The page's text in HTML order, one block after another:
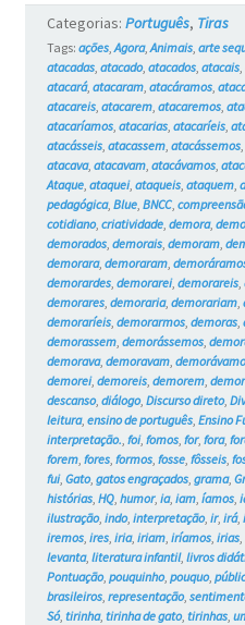
Categorias: Português, Tiras
Tags: ações, Agora, Animais, arte
atacadas, atacado, atacados, atacais,
atacará, atacaram, atacáramos,
atacareis, atacarem, atacaremos,
atacaríamos, atacarias, atacaríeis,
atacásseis, atacassem, atacássemos,
atacava, atacavam, atacávamos,
Ataque, ataquei, ataqueis, ataquem,
pedagógica, Blue, BNCC,
cotidiano, criatividade, demora,
demorados, demorais, demoram,
demorara, demoraram,
demorardes, demorarei, demorareis,
demorares, demoraria, demorariam,
demoraríeis, demorarmos, demoras,
demorassem, demorássemos,
demorava, demoravam,
demorei, demoreis, demorem,
descanso, diálogo, Discurso direto,
leitura, ensino de português, Ensino
interpretação. foi, fomos, for, fora,
forem, fores, formos, fosse, fôsseis,
fui, Gato, gatos engraçados, grama,
histórias, HQ, humor, ia, iam, íamos,
ilustração, indo, interpretação, ir, irá,
iremos, ires, iria, iriam, iríamos, irias,
levanta, literatura infantil, livros
Pontuação, pouquinho, pouquo,
brasileiros, representação,
Só, tirinha, tirinha de gato, tirinhas,